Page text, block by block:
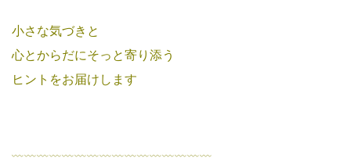
小さな気づきと
心とからだにそっと寄り添う
ヒントをお届けします
﹏﹏﹏﹏﹏﹏﹏﹏﹏﹏﹏﹏﹏﹏﹏﹏